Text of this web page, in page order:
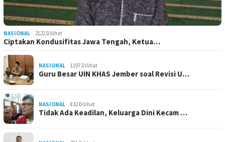
NASIONAL 2122 Dilihat
Ciptakan Kondusifitas Jawa Tengah, Ketua…
NASIONAL 1197 Dilihat
Guru Besar UIN KHAS Jember soal Revisi U…
NASIONAL 832 Dilihat
Tidak Ada Keadilan, Keluarga Dini Kecam …